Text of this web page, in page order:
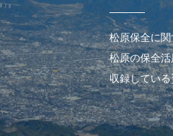
松原保全に関
松原の保全
収録してい